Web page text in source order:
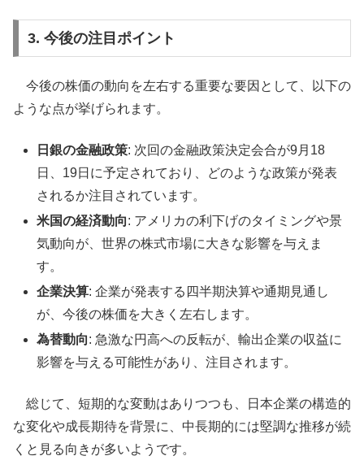
3. 今後の注目ポイント
今後の株価の動向を左右する重要な要因として、以下の
ような点が挙げられます。
日銀の金融政策: 次回の金融政策決定会合が9月18
日、19日に予定されており、どのような政策が発表
されるか注目されています。
米国の経済動向: アメリカの利下げのタイミングや景
気動向が、世界の株式市場に大きな影響を与えま
す。
企業決算: 企業が発表する四半期決算や通期見通し
が、今後の株価を大きく左右します。
為替動向: 急激な円高への反転が、輸出企業の収益に
影響を与える可能性があり、注目されます。
総じて、短期的な変動はありつつも、日本企業の構造的
な変化や成長期待を背景に、中長期的には堅調な推移が続
くと見る向きが多いようです。